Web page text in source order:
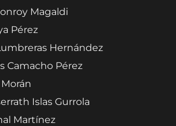
Magaldi
Pérez
Hernández
Camacho Pérez
Islas Gurrola
Martínez